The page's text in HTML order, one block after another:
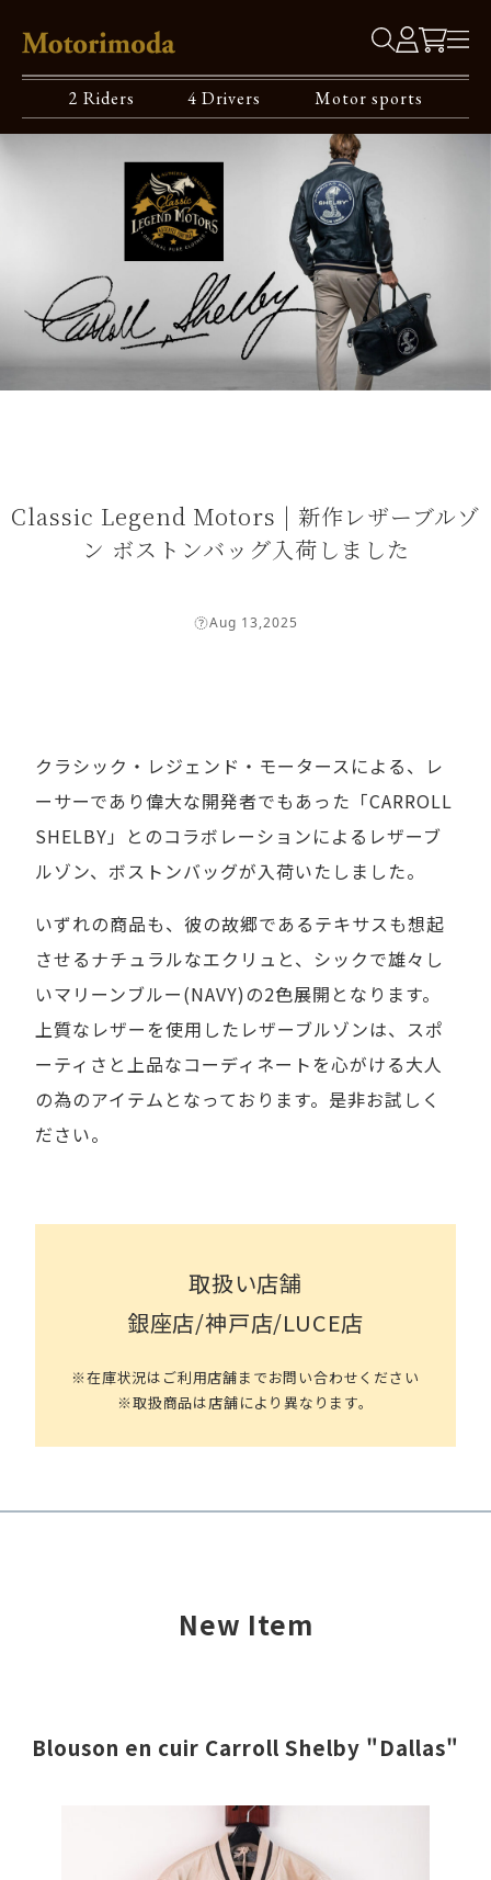
2 Riders 4 Drivers Motor sports
Classic Legend Motors | 新作レザーブルゾ
ン ボストンバッグ入荷しました
Aug 13,2025
クラシック・レジェンド・モータースによる、レ
ーサーであり偉大な開発者でもあった「CARROLL
SHELBY」とのコラボレーションによるレザーブ
ルゾン、ボストンバッグが入荷いたしました。
いずれの商品も、彼の故郷であるテキサスも想起
させるナチュラルなエクリュと、シックで雄々し
いマリーンブルー(NAVY)の2色展開となります。
上質なレザーを使用したレザーブルゾンは、スポ
ーティさと上品なコーディネートを心がける大人
の為のアイテムとなっております。是非お試しく
ださい。
取扱い店舗
銀座店/神戸店/LUCE店
※在庫状況はご利用店舗までお問い合わせください
※取扱商品は店舗により異なります。
New Item
Blouson en cuir Carroll Shelby "Dallas"